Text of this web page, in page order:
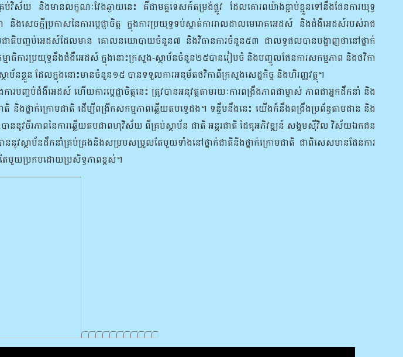
យ និងមានលក្ខណៈវែងឆ្ងាយនេះ គឺជាមគ្គទេសក៍តម្រង់ផ្លូវ ដែលគោរពយ៉ាងខ្ជាប់ខ្ជួនទៅនឹងផែនការយុទ្ធ
េចក្តីប្រកាសនៃការប្តេជ្ញាចិត្ត ក្នុងការប្រយុទ្ធទប់ស្កាត់ការរាលដាលមេរោគអេដស៍ និងជំងឺអេដស៍របស់រាជ
តិបញ្ចប់អេដស៍ដែលមាន គោលនយោបាយចំនួន៧ និងវិធានការចំនួន៥៣ ជាលទ្ធផលបានបង្ហាញថានៅថ្នាក់
មាធិការប្រយុទ្ធនឹងជំងឺអេដស៍ ក្នុងនោះក្រសួង-ស្ថាប័នចំនួន២៥បានរៀបចំ និងបញ្ចូលផែនការសកម្មភាព និងថវិកា
ប័នខ្លួន ដែលក្នុងនោះមានចំនួន១៥ បានទទួលការអនុម័តថវិកាពីក្រសួងសេដ្ឋកិច្ច និងហិរញ្ញវត្ថុ។
បញ្ចប់ជំងឺអេដស៍ ហើយការប្តេជ្ញាចិត្តនេះ ត្រូវបានអនុវត្តតាមរយៈការពង្រឹងភាពជាម្ចាស់ ភាពជាអ្នកដឹកនាំ និង
និងថ្នាក់ក្រោមជាតិ ដើម្បីពង្រីកសកម្មភាពឆ្លើយតបទ្វេដង។ ទន្ទឹមនឹងនេះ យើងក៏នឹងពង្រឹងប្រព័ន្ធតាមដាន និង
ាបាននូវចីរភាពនៃការឆ្លើយតបជាពហុវិស័យ ពីគ្រប់ស្ថាប័ន ជាតិ អន្តរជាតិ ដៃគូអភិវឌ្ឍន៍ សង្គមស៊ីវិល វិស័យឯកជន
នូវស្ថាប័នដឹកនាំគ្រប់គ្រងនិងសម្របសម្រួលតែមួយទាំងនៅថ្នាក់ជាតិនិងថ្នាក់ក្រោមជាតិ ជាពិសេសមានផែនការ
តែមួយប្រកបដោយប្រសិទ្ធភាពខ្ពស់។